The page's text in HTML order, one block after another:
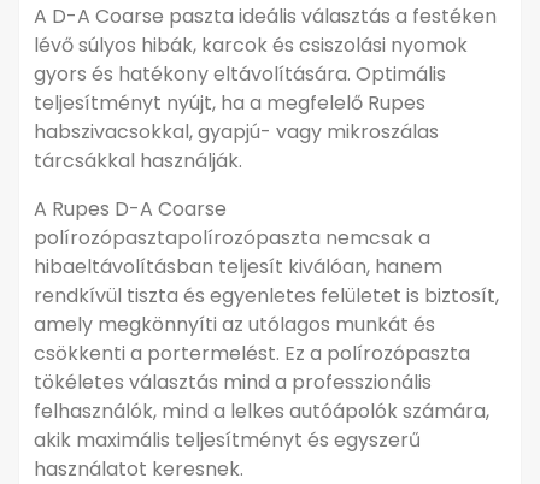
A D-A Coarse paszta ideális választás a festéken
lévő súlyos hibák, karcok és csiszolási nyomok
gyors és hatékony eltávolítására. Optimális
teljesítményt nyújt, ha a megfelelő Rupes
habszivacsokkal, gyapjú- vagy mikroszálas
tárcsákkal használják.
A Rupes D-A Coarse
polírozópasztapolírozópaszta nemcsak a
hibaeltávolításban teljesít kiválóan, hanem
rendkívül tiszta és egyenletes felületet is biztosít,
amely megkönnyíti az utólagos munkát és
csökkenti a portermelést. Ez a polírozópaszta
tökéletes választás mind a professzionális
felhasználók, mind a lelkes autóápolók számára,
akik maximális teljesítményt és egyszerű
használatot keresnek.